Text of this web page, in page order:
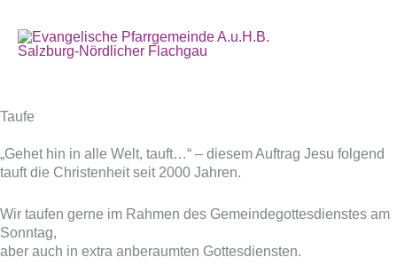
Inhalt
springen
Taufe
Taufe
„Gehet hin in alle Welt, tauft…“ – diesem Auftrag Jesu folgend
tauft die Christenheit seit 2000 Jahren.
Wir taufen gerne im Rahmen des Gemeindegottesdienstes am
Sonntag,
aber auch in extra anberaumten Gottesdiensten.